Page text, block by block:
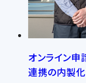
オンライン
連携の内製